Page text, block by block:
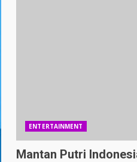
ENTERTAINMENT
Mantan Putri